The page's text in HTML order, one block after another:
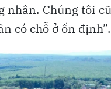
nhân. Chúng tôi
có chỗ ở ổn định”.